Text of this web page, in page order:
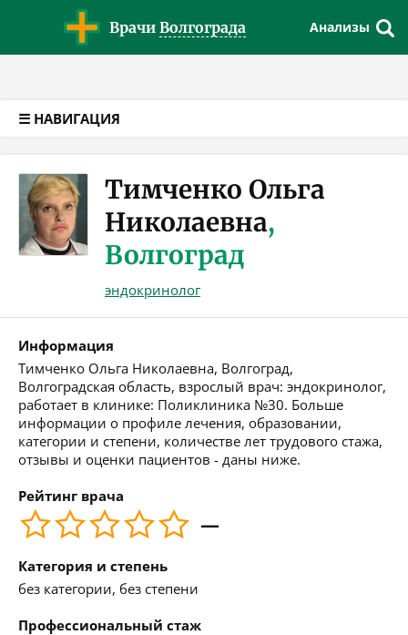
Врачи Волгограда Анализы
☰ НАВИГАЦИЯ
Тимченко Ольга
Николаевна,
Волгоград
эндокринолог
Информация
Тимченко Ольга Николаевна, Волгоград,
Волгоградская область, взрослый врач: эндокринолог,
работает в клинике: Поликлиника №30. Больше
информации о профиле лечения, образовании,
категории и степени, количестве лет трудового стажа,
отзывы и оценки пациентов - даны ниже.
Рейтинг врача
—
Категория и степень
без категории, без степени
Профессиональный стаж